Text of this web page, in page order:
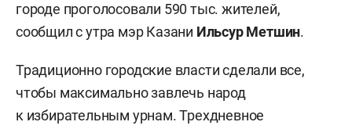
городе проголосовали 590 тыс. жителей,
сообщил с утра мэр Казани Ильсур Метшин.
Традиционно городские власти сделали все,
чтобы максимально завлечь народ
к избирательным урнам. Трехдневное